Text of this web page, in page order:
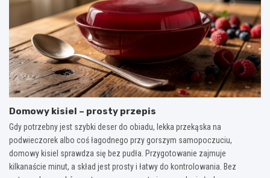
Domowy kisiel – prosty przepis
Gdy potrzebny jest szybki deser do obiadu, lekka przekąska na
podwieczorek albo coś łagodnego przy gorszym samopoczuciu,
domowy kisiel sprawdza się bez pudła. Przygotowanie zajmuje
kilkanaście minut, a skład jest prosty i łatwy do kontrolowania. Bez